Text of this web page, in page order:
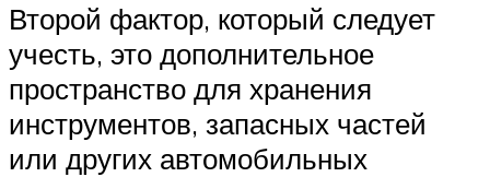
Второй фактор, который следует
учесть, это дополнительное
пространство для хранения
инструментов, запасных частей
или других автомобильных